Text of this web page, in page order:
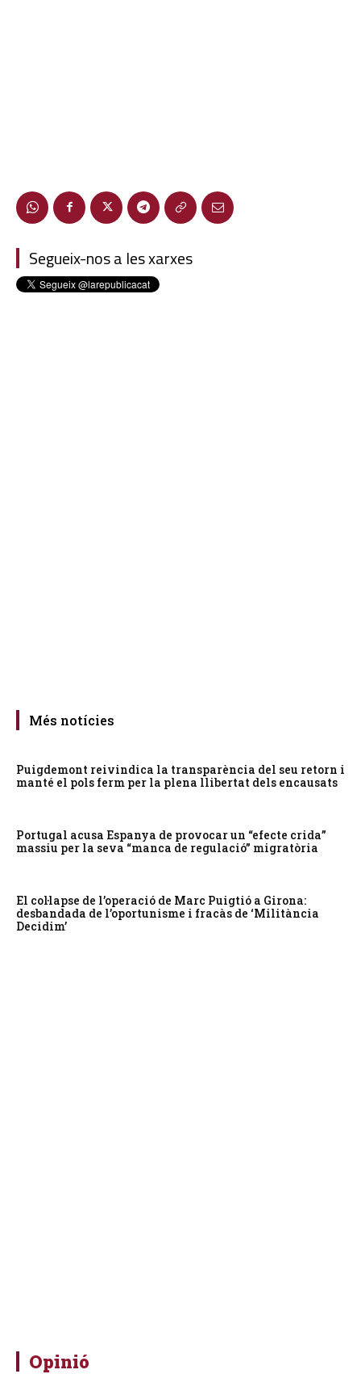
Segueix-nos a les xarxes
Més notícies
Puigdemont reivindica la transparència del seu retorn i
manté el pols ferm per la plena llibertat dels encausats
Portugal acusa Espanya de provocar un “efecte crida”
massiu per la seva “manca de regulació” migratòria
El col·lapse de l’operació de Marc Puigtió a Girona:
desbandada de l’oportunisme i fracàs de ‘Militància
Decidim’
Opinió